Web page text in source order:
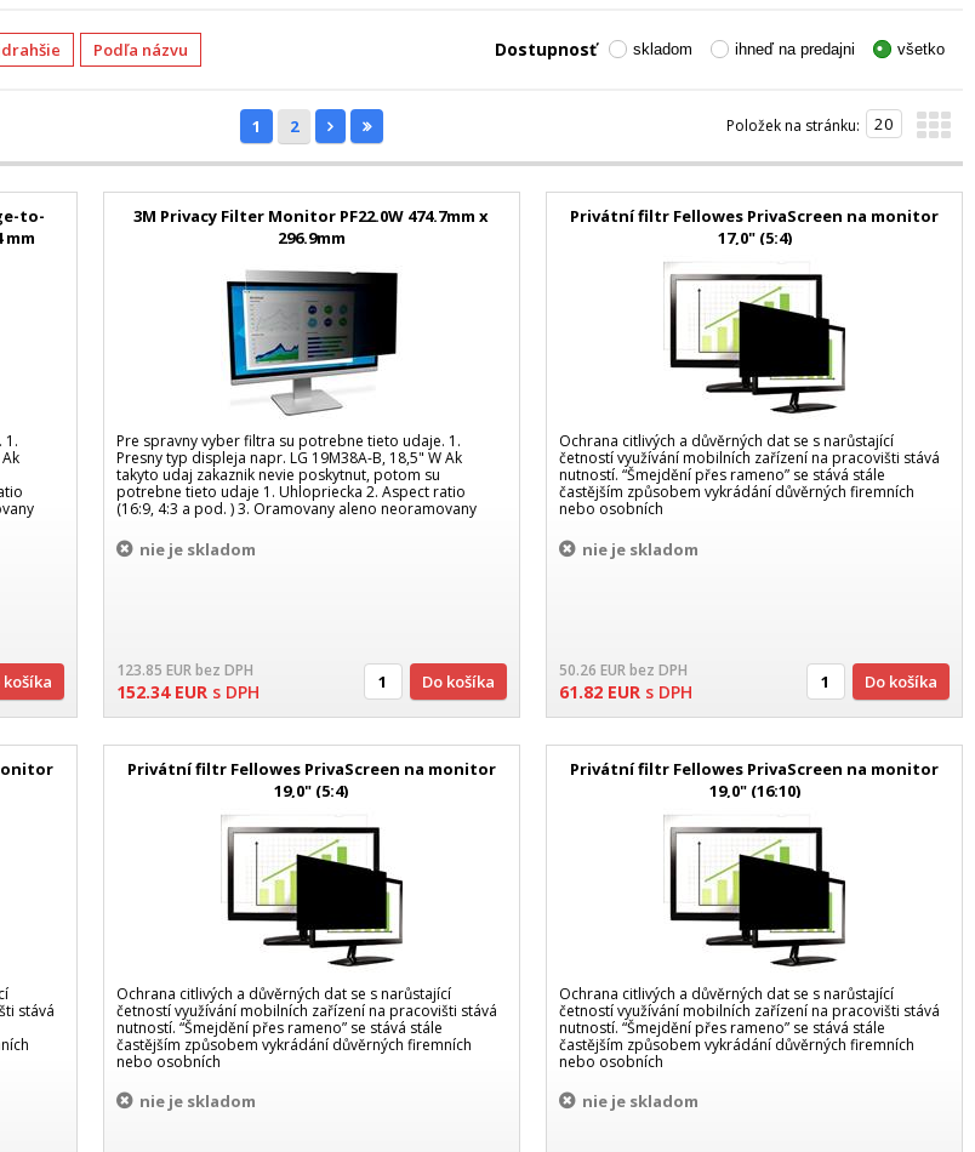
Podľa názvu Dostupnosť skladom ihneď na predajni všetko
1 2 Položek na stránku:
to-
mm
1.
košíka
3M Privacy Filter Monitor PF22.0W 474.7mm x
296.9mm
Pre spravny vyber filtra su potrebne tieto udaje. 1.
Presny typ displeja napr. LG 19M38A-B, 18,5" W Ak
takyto udaj zakaznik nevie poskytnut, potom su
potrebne tieto udaje 1. Uhlopriecka 2. Aspect ratio
(16:9, 4:3 a pod. ) 3. Oramovany aleno neoramovany
nie je skladom
123.85 EURbez DPH
152.34EUR s DPH Do košíka
Privátní filtr Fellowes PrivaScreen na monitor
17,0" (5:4)
Ochrana citlivých a důvěrných dat se s narůstající
četností využívání mobilních zařízení na pracovišti stává
nutností. “Šmejdění přes rameno” se stává stále
častějším způsobem vykrádání důvěrných firemních
nebo osobních
nie je skladom
50.26 EURbez DPH
61.82 EUR s DPH Do košíka
stává
Privátní filtr Fellowes PrivaScreen na monitor
19,0" (5:4)
Ochrana citlivých a důvěrných dat se s narůstající
četností využívání mobilních zařízení na pracovišti stává
nutností. “Šmejdění přes rameno” se stává stále
častějším způsobem vykrádání důvěrných firemních
nebo osobních
nie je skladom
Privátní filtr Fellowes PrivaScreen na monitor
19,0" (16:10)
Ochrana citlivých a důvěrných dat se s narůstající
četností využívání mobilních zařízení na pracovišti stává
nutností. “Šmejdění přes rameno” se stává stále
častějším způsobem vykrádání důvěrných firemních
nebo osobních
nie je skladom